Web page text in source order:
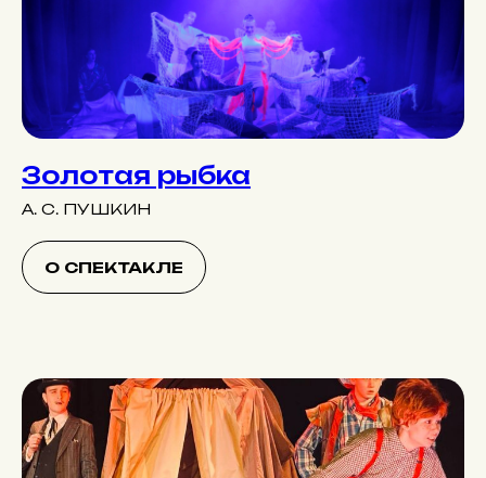
Золотая рыбка
А. С. ПУШКИН
О СПЕКТАКЛЕ